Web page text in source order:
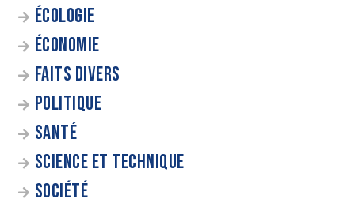
ÉCOLOGIE
ÉCONOMIE
FAITS DIVERS
POLITIQUE
SANTÉ
SCIENCE ET TECHNIQUE
SOCIÉTÉ